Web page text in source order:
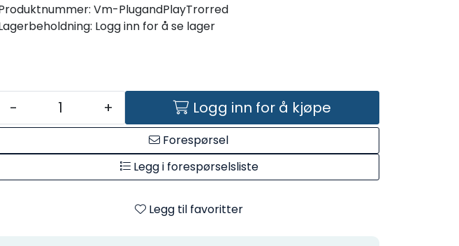
Vm-PlugandPlayTrorred
Logg inn for å se lager
- + Logg inn for å kjøpe
Forespørsel
Legg i forespørselsliste
Legg til favoritter